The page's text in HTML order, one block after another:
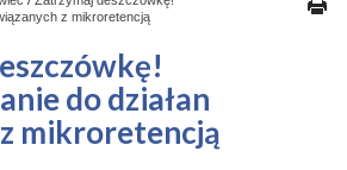
z mikroretencją
do działan
mikroretencją